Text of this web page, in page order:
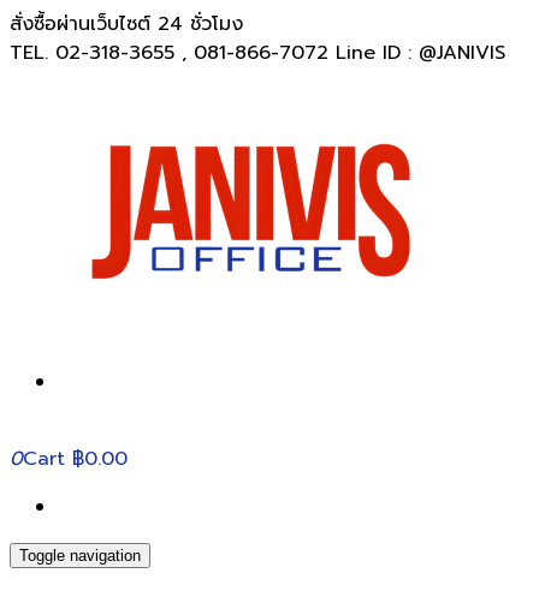
สั่งซื้อผ่านเว็บไซต์ 24 ชั่วโมง
TEL. 02-318-3655 , 081-866-7072 Line ID : @JANIVIS
0Cart ฿0.00
Toggle navigation